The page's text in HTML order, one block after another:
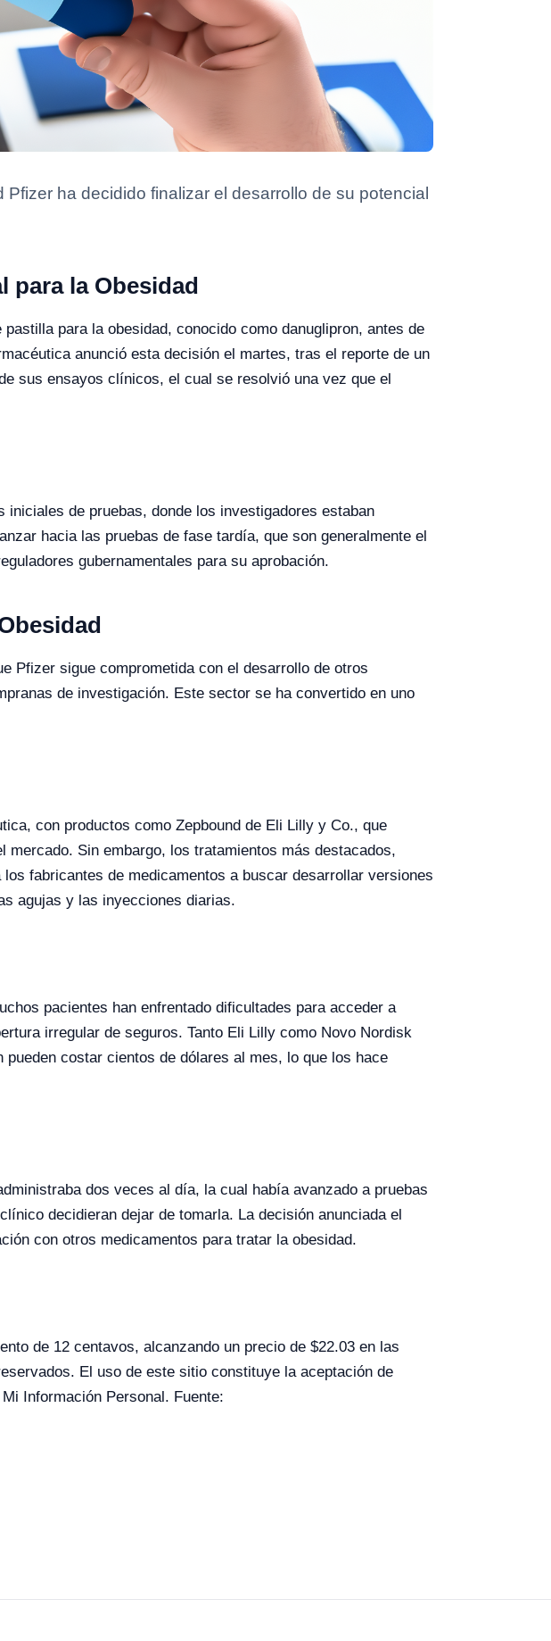
ha decidido finalizar el desarrollo de su potencial
para la Obesidad
para la obesidad, conocido como danuglipron, antes de
anunció esta decisión el martes, tras el reporte de un
sus ensayos clínicos, el cual se resolvió una vez que el
de pruebas, donde los investigadores estaban
hacia las pruebas de fase tardía, que son generalmente el
gubernamentales para su aprobación.
Pfizer sigue comprometida con el desarrollo de otros
de investigación. Este sector se ha convertido en uno
con productos como Zepbound de Eli Lilly y Co., que
Sin embargo, los tratamientos más destacados,
fabricantes de medicamentos a buscar desarrollar versiones
agujas y las inyecciones diarias.
pacientes han enfrentado dificultades para acceder a
irregular de seguros. Tanto Eli Lilly como Novo Nordisk
costar cientos de dólares al mes, lo que los hace
dos veces al día, la cual había avanzado a pruebas
decidieran dejar de tomarla. La decisión anunciada el
con otros medicamentos para tratar la obesidad.
de 12 centavos, alcanzando un precio de $22.03 en las
El uso de este sitio constituye la aceptación de
Información Personal. Fuente: